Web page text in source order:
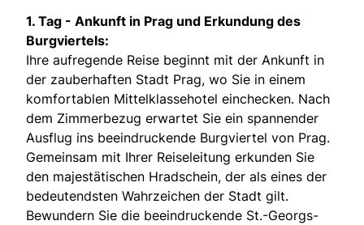
1. Tag - Ankunft in Prag und Erkundung des
Burgviertels:
Ihre aufregende Reise beginnt mit der Ankunft in
der zauberhaften Stadt Prag, wo Sie in einem
komfortablen Mittelklassehotel einchecken. Nach
dem Zimmerbezug erwartet Sie ein spannender
Ausflug ins beeindruckende Burgviertel von Prag.
Gemeinsam mit Ihrer Reiseleitung erkunden Sie
den majestätischen Hradschein, der als eines der
bedeutendsten Wahrzeichen der Stadt gilt.
Bewundern Sie die beeindruckende St.-Georgs-